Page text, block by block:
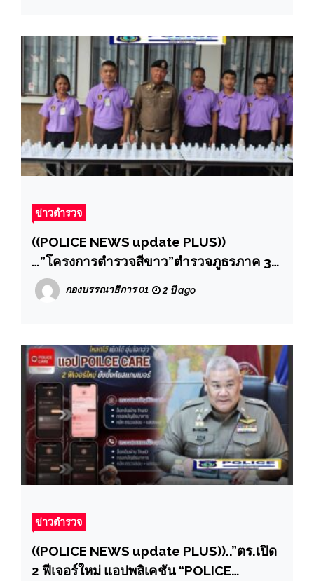
ข่าวตำรวจ
((POLICE NEWS update PLUS))
…”โครงการตำรวจสีขาว”ตำรวจภูธรภาค 3
อ.เมือง จ.นครราชสีมาให้ข้าราชการตำรวจ
ซึ่งมีหน้าที่ป้องกันปราบปราบยาเสพติด ต้อง
กองบรรณาธิการ 01 2 ปี ago
ข่าวตำรวจ
((POLICE NEWS update PLUS))..”ตร.เปิด
2 ฟีเจอร์ใหม่ แอปพลิเคชัน “POLICE